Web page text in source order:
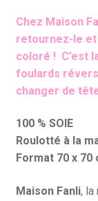
Chez Maison
retournez-le
coloré ! C’est
foulards
changer de
100 % SOIE
Roulotté à la
Format 70 x 70
Maison Fanli, la